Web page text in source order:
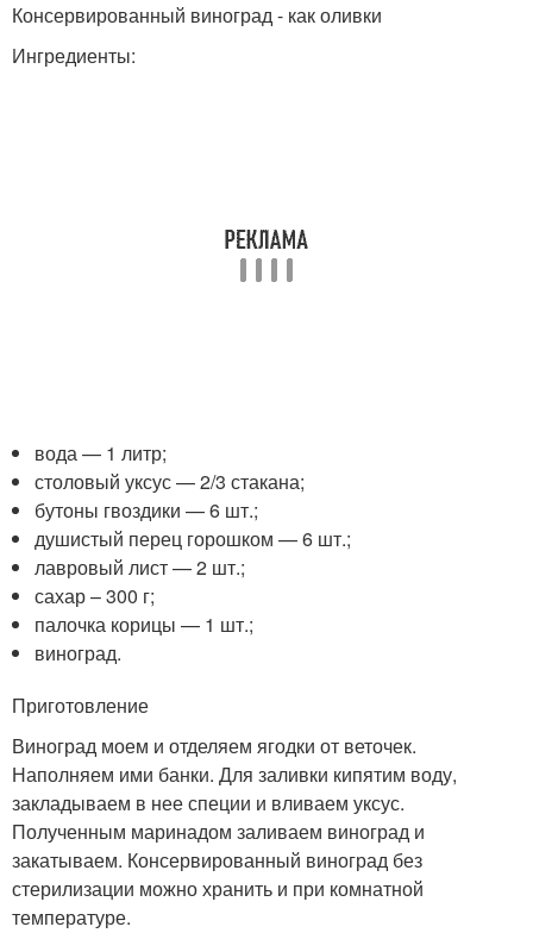
Консервированный виноград - как оливки
Ингредиенты:
вода — 1 литр;
столовый уксус — 2/3 стакана;
бутоны гвоздики — 6 шт.;
душистый перец горошком — 6 шт.;
лавровый лист — 2 шт.;
сахар – 300 г;
палочка корицы — 1 шт.;
виноград.
Приготовление
Виноград моем и отделяем ягодки от веточек.
Наполняем ими банки. Для заливки кипятим воду,
закладываем в нее специи и вливаем уксус.
Полученным маринадом заливаем виноград и
закатываем. Консервированный виноград без
стерилизации можно хранить и при комнатной
температуре.